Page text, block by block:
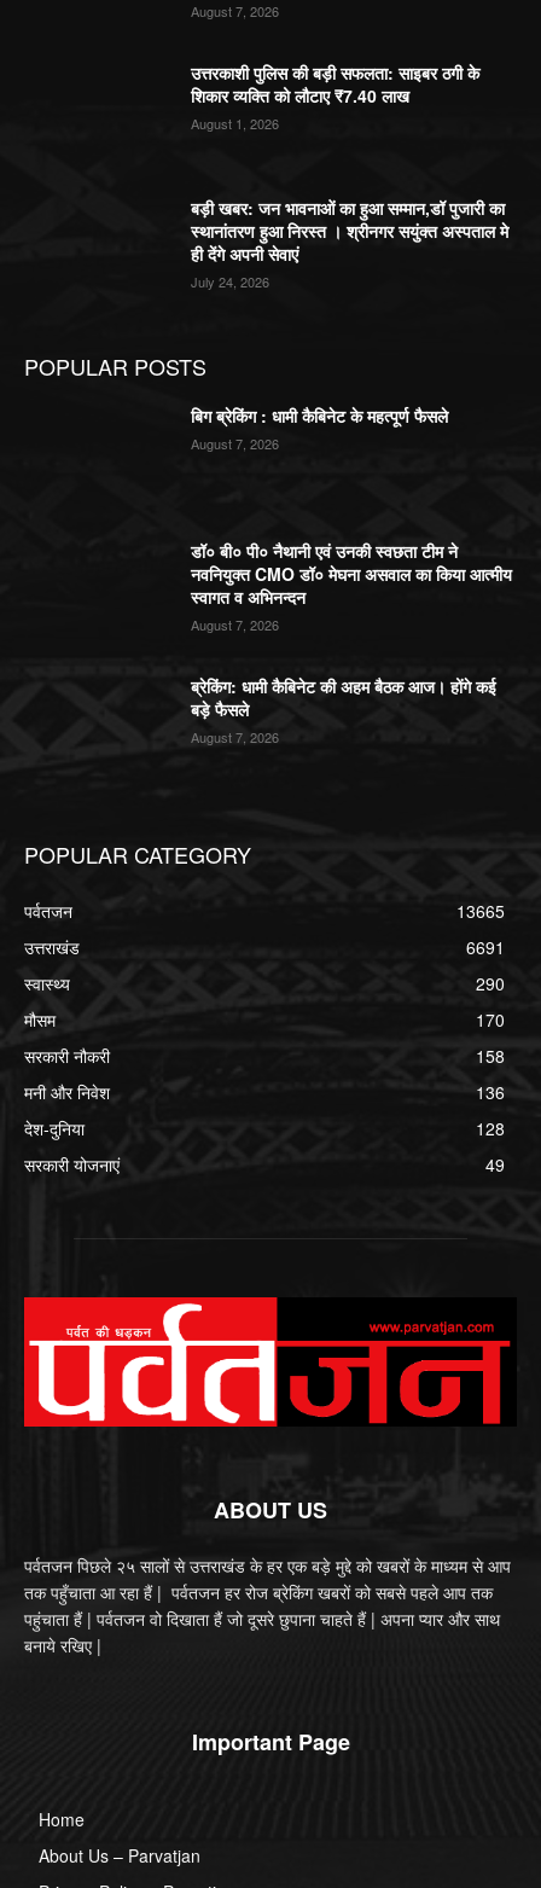
August 7, 2026
उत्तरकाशी पुलिस की बड़ी सफलता: साइबर ठगी के
शिकार व्यक्ति को लौटाए ₹7.40 लाख
August 1, 2026
बड़ी खबर: जन भावनाओं का हुआ सम्मान,डॉ पुजारी का
स्थानांतरण हुआ निरस्त । श्रीनगर सयुंक्त अस्पताल मे
ही देंगे अपनी सेवाएं
July 24, 2026
POPULAR POSTS
बिग ब्रेकिंग : धामी कैबिनेट के महत्पूर्ण फैसले
August 7, 2026
डॉ० बी० पी० नैथानी एवं उनकी स्वछता टीम ने
नवनियुक्त CMO डॉ० मेघना असवाल का किया आत्मीय
स्वागत व अभिनन्दन
August 7, 2026
ब्रेकिंग: धामी कैबिनेट की अहम बैठक आज। होंगे कई
बड़े फैसले
August 7, 2026
POPULAR CATEGORY
पर्वतजन
13665
उत्तराखंड
6691
स्वास्थ्य
290
मौसम
170
सरकारी नौकरी
158
मनी और निवेश
136
देश-दुनिया
128
सरकारी योजनाएं
49
ABOUT US
पर्वतजन पिछले २५ सालों से उत्तराखंड के हर एक बड़े मुद्दे को खबरों के माध्यम से आप
तक पहुँचाता आ रहा हैं | पर्वतजन हर रोज ब्रेकिंग खबरों को सबसे पहले आप तक
पहुंचाता हैं | पर्वतजन वो दिखाता हैं जो दूसरे छुपाना चाहते हैं | अपना प्यार और साथ
बनाये रखिए |
Important Page
Home
About Us – Parvatjan